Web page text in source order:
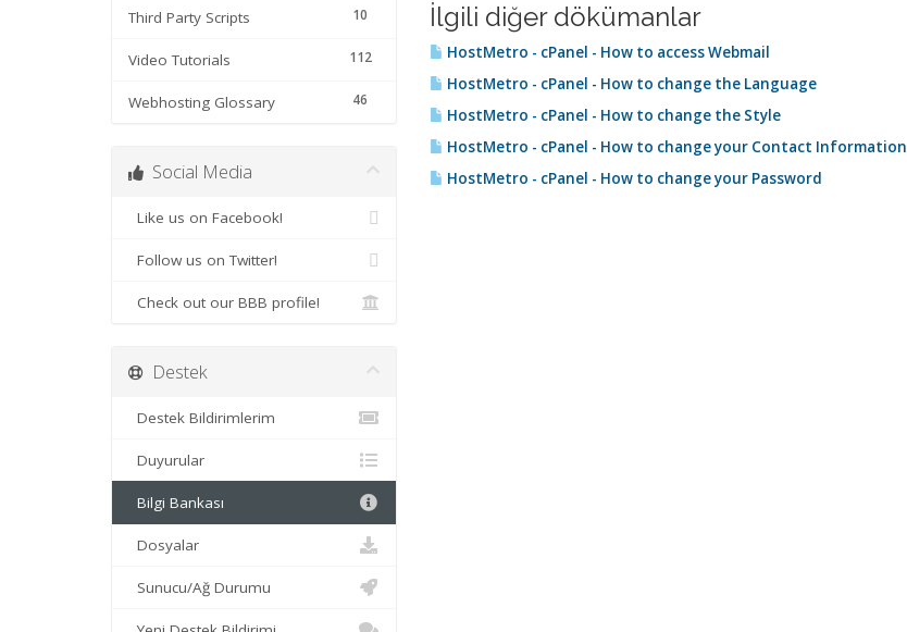
10
Third Party Scripts
112
Video Tutorials
46
Webhosting Glossary
İlgili diğer dökümanlar
HostMetro - cPanel - How to access Webmail
HostMetro - cPanel - How to change the Language
HostMetro - cPanel - How to change the Style
HostMetro - cPanel - How to change your Contact Information
HostMetro - cPanel - How to change your Password
Social Media
Like us on Facebook!
Follow us on Twitter!
Check out our BBB profile!
Destek
Destek Bildirimlerim
Duyurular
Bilgi Bankası
Dosyalar
Sunucu/Ağ Durumu